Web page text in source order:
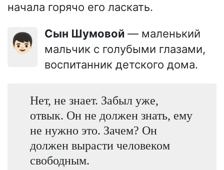
начала горячо его ласкать.
👦🏻 Сын Шумовой — маленький
мальчик с голубыми глазами,
воспитанник детского дома.
Нет, не знает. Забыл уже,
отвык. Он не должен знать, ему
не нужно это. Зачем? Он
должен вырасти человеком
свободным.